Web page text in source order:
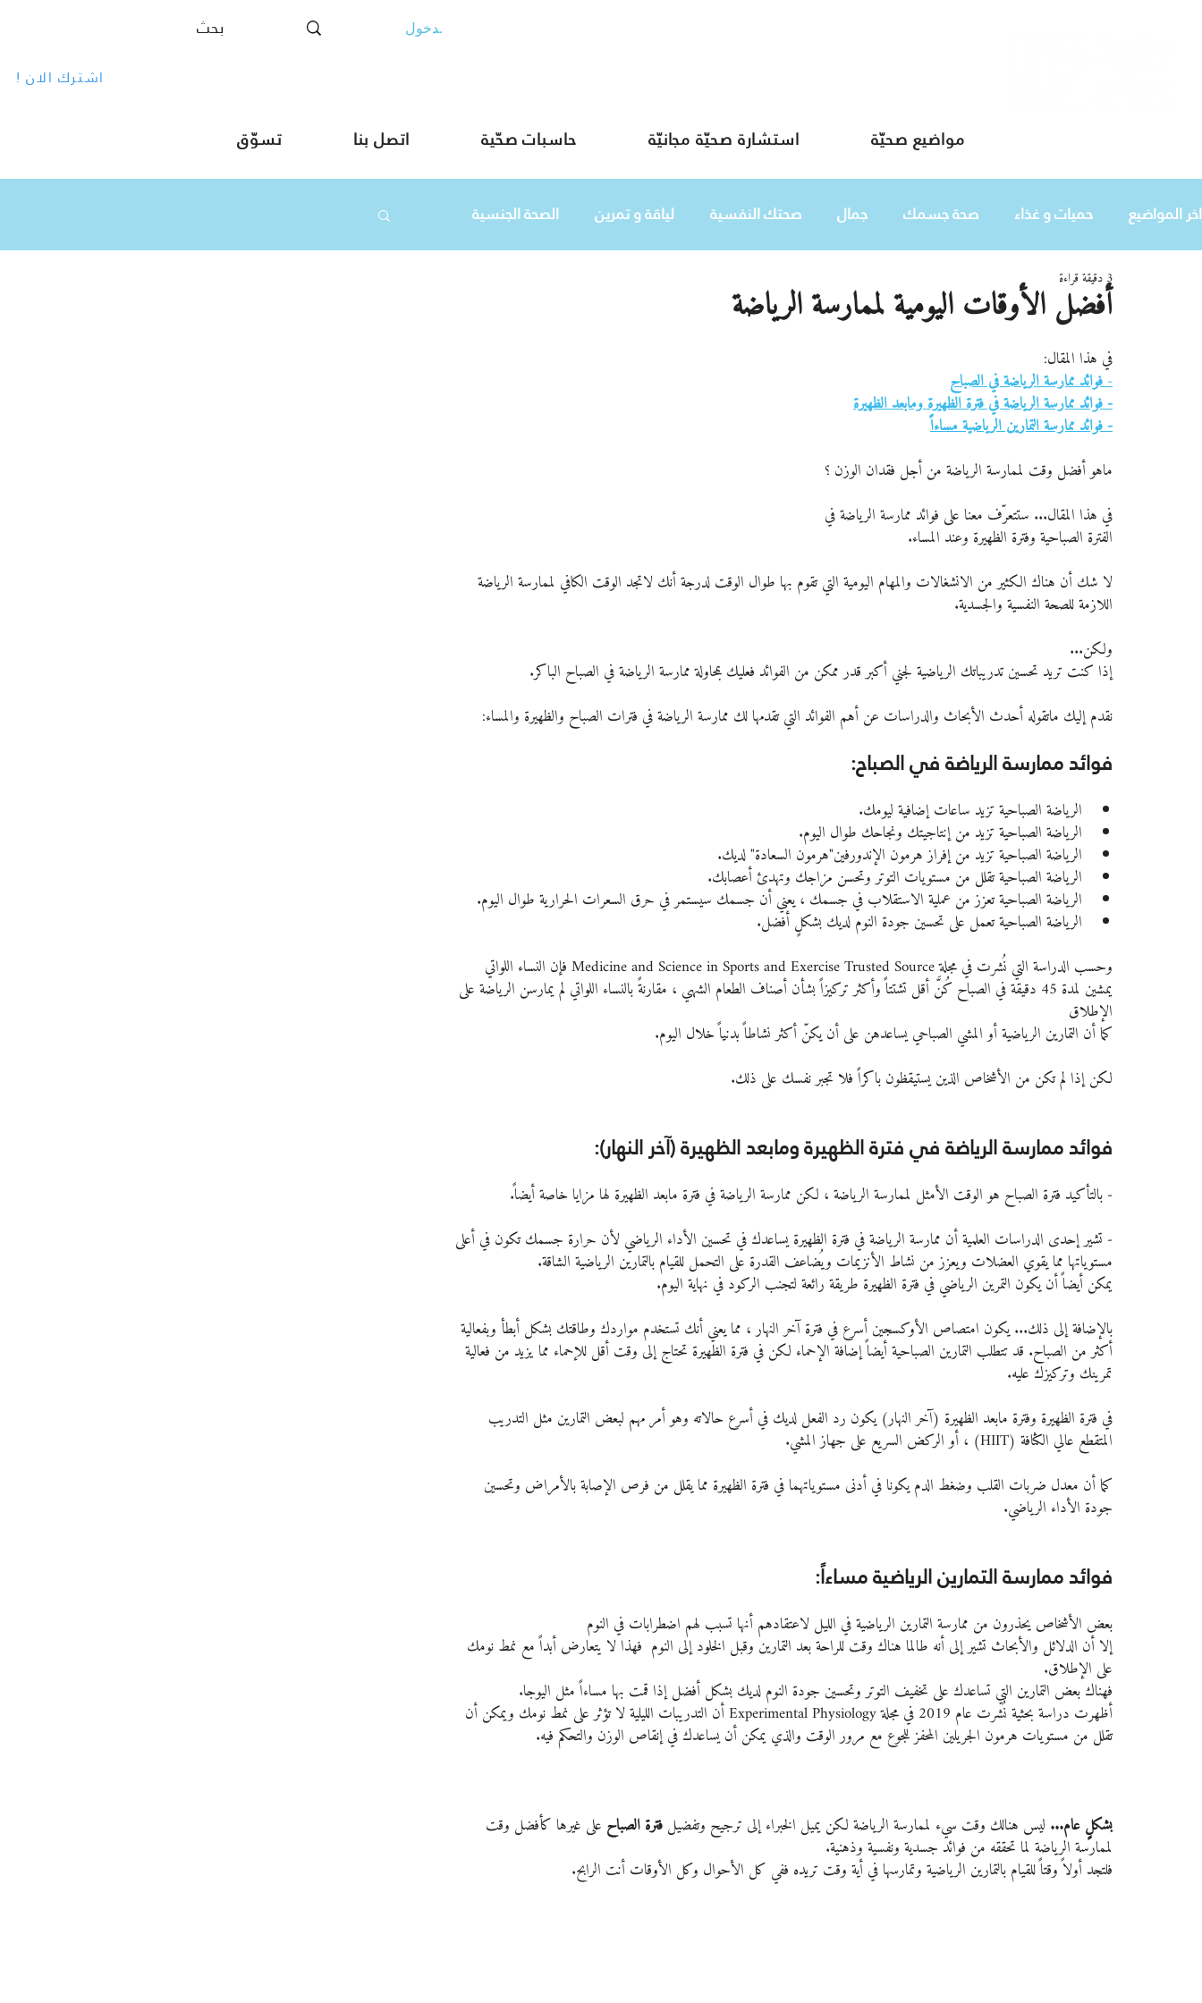
تسجيل الدخول
! اشترك الان
مواضيع صحيّة استشارة صحيّة مجانيّة حاسبات صحّية اتصل بنا تسوّق
اخر المواضيع حميات و غذاء صحة جسمك جمال صحتك النفسية لياقة و تمرين الصحة الجنسية
هي
أفضل الأوقات اليومية لممارسة الرياضة
3 دقيقة قراءة
في هذا المقال:
- فوائد ممارسة الرياضة في الصباح
- فوائد ممارسة الرياضة في فترة الظهيرة ومابعد الظهيرة
- فوائد ممارسة التمارين الرياضية مساءاً
ماهو أفضل وقت لممارسة الرياضة من أجل فقدان الوزن ؟
في هذا المقال... ستتعرّف معنا على فوائد ممارسة الرياضة في
الفترة الصباحية وفترة الظهيرة وعند المساء.
لا شك أن هناك الكثير من الانشغالات والمهام اليومية التي تقوم بها طوال الوقت لدرجة أنك لاتجد الوقت الكافي لممارسة الرياضة
اللازمة للصحة النفسية والجسدية.
ولكن...
إذا كنت تريد تحسين تدريباتك الرياضية لجني أكبر قدر ممكن من الفوائد فعليك بمحاولة ممارسة الرياضة في الصباح الباكر.
نقدم إليك ماتقوله أحدث الأبحاث والدراسات عن أهم الفوائد التي تقدمها لك ممارسة الرياضة في فترات الصباح والظهيرة والمساء:
فوائد ممارسة الرياضة في الصباح:
الرياضة الصباحية تزيد ساعات إضافية ليومك.
الرياضة الصباحية تزيد من إنتاجيتك ونجاحك طوال اليوم.
الرياضة الصباحية تزيد من إفراز هرمون الإندورفين"هرمون السعادة" لديك.
الرياضة الصباحية تقلل من مستويات التوتر وتحسن مزاجك وتهدئ أعصابك.
الرياضة الصباحية تعزز من عملية الاستقلاب في جسمك ، يعني أن جسمك سيستمر في حرق السعرات الحرارية طوال اليوم.
الرياضة الصباحية تعمل على تحسين جودة النوم لديك بشكلٍ أفضل.
وحسب الدراسة التي نُشرت في مجلة Medicine and Science in Sports and Exercise Trusted Source فإن النساء اللواتي
يمشين لمدة 45 دقيقة في الصباح كُنَّ أقل تشتتاً وأكثر تركيزاً بشأن أصناف الطعام الشهي ، مقارنةً بالنساء اللواتي لم يمارسن الرياضة على
الإطلاق
كما أن التمارين الرياضية أو المشي الصباحي يساعدهن على أن يكنّ أكثر نشاطاً بدنياً خلال اليوم.
لكن إذا لم تكن من الأشخاص الذين يستيقظون باكراً فلا تجبر نفسك على ذلك.
فوائد ممارسة الرياضة في فترة الظهيرة ومابعد الظهيرة (آخر النهار):
- بالتأكيد فترة الصباح هو الوقت الأمثل لممارسة الرياضة ، لكن ممارسة الرياضة في فترة مابعد الظهيرة لها مزايا خاصة أيضاً.
- تشير إحدى الدراسات العلمية أن ممارسة الرياضة في فترة الظهيرة يساعدك في تحسين الأداء الرياضي لأن حرارة جسمك تكون في أعلى
مستوياتها مما يقوي العضلات ويعزز من نشاط الأنزيمات ويُضاعف القدرة على التحمل للقيام بالتمارين الرياضية الشاقة.
يمكن أيضاً أن يكون التمرين الرياضي في فترة الظهيرة طريقة رائعة لتجنب الركود في نهاية اليوم.
بالإضافة إلى ذلك... يكون امتصاص الأوكسجين أسرع في فترة آخر النهار ، مما يعني أنك تستخدم مواردك وطاقتك بشكل أبطأ وبفعالية
أكثر من الصباح. قد تتطلب التمارين الصباحية أيضاً إضافة الإحماء لكن في فترة الظهيرة تحتاج إلى وقت أقل للإحماء مما يزيد من فعالية
تمرينك وتركيزك عليه.
في فترة الظهيرة وفترة مابعد الظهيرة (آخر النهار) يكون رد الفعل لديك في أسرع حالاته وهو أمر مهم لبعض التمارين مثل التدريب
المتقطع عالي الكثافة (HIIT) ، أو الركض السريع على جهاز المشي.
كما أن معدل ضربات القلب وضغط الدم يكونا في أدنى مستوياتهما في فترة الظهيرة مما يقلل من فرص الإصابة بالأمراض وتحسين
جودة الأداء الرياضي.
فوائد ممارسة التمارين الرياضية مساءاً:
بعض الأشخاص يحذرون من ممارسة التمارين الرياضية في الليل لاعتقادهم أنها تسبب لهم اضطرابات في النوم
إلا أن الدلائل والأبحاث تشير إلى أنه طالما هناك وقت للراحة بعد التمارين وقبل الخلود إلى النوم  فهذا لا يتعارض أبداً مع نمط نومك
على الإطلاق.
فهناك بعض التمارين التي تساعدك على تخفيف التوتر وتحسين جودة النوم لديك بشكل أفضل إذا قمت بها مساءاً مثل اليوجا.
أظهرت دراسة بحثية نُشرت عام 2019 في مجلة Experimental Physiology أن التدريبات الليلية لا تؤثر على نمط نومك ويمكن أن
تقلل من مستويات هرمون الجريلين المحفز للجوع مع مرور الوقت والذي يمكن أن يساعدك في إنقاص الوزن والتحكم فيه.
بشكلٍ عام... ليس هنالك وقت سيء لممارسة الرياضة لكن يميل الخبراء إلى ترجيح وتفضيل فترة الصباح على غيرها كأفضل وقت
لممارسة الرياضة لما تحققه من فوائد جسدية ونفسية وذهنية.
فلتجد أولاً وقتاً للقيام بالتمارين الرياضية وتمارسها في أية وقت تريده ففي كل الأحوال وكل الأوقات أنت الرابح.